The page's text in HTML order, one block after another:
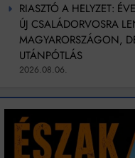
RIASZTÓ A HELYZET:
ÚJ CSALÁDORVOSRA
MAGYARORSZÁGON,
UTÁNPÓTLÁS
2026.08.06.